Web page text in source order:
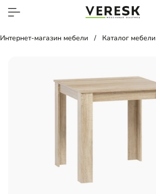
Интернет-магазин мебели Каталог мебели